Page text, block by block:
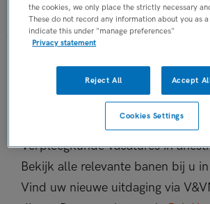
Verpleegkunde
Verpleegkunde
anesthesioloog
Op dit moment zijn er binnen
Verpleegkunde vacatures in
Bekijk alle relevante banen bij u
Vind uw nieuwe uitdaging via
the cookies, we only place the strictly necessary
These do not record any information about you as a
indicate this under "manage preferences"
Privacy statement
Reject All Accept
Cookies Settings